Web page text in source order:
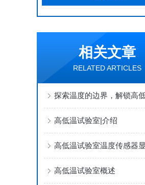
相关文章
RELATED ARTICLES
高低温试验室|介绍
高低温试验室概述